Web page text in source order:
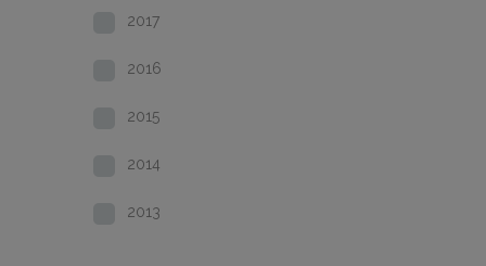
2017
2016
2015
2014
2013